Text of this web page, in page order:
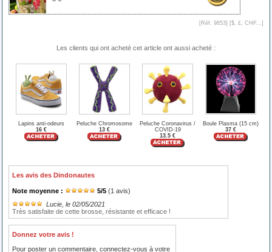
[Réf. 9853] [$, £, CHF...]
Les clients qui ont acheté cet article ont aussi acheté :
Lapins anti-odeurs
16 €
Peluche Chromosome
13 €
Peluche Coronavirus /
COVID-19
13.5 €
Boule Plasma (15 cm)
37 €
Les avis des Dindonautes
Note moyenne : 5/5 (1 avis)
Lucie , le 02/05/2021
Très satisfaite de cette brosse, résistante et efficace !
Donnez votre avis !
Pour poster un commentaire, connectez-vous à votre